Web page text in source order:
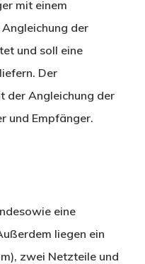
mit einem
der
und soll eine
Der
der Angleichung der
und Empfänger.
eine
liegen ein
zwei Netzteile und